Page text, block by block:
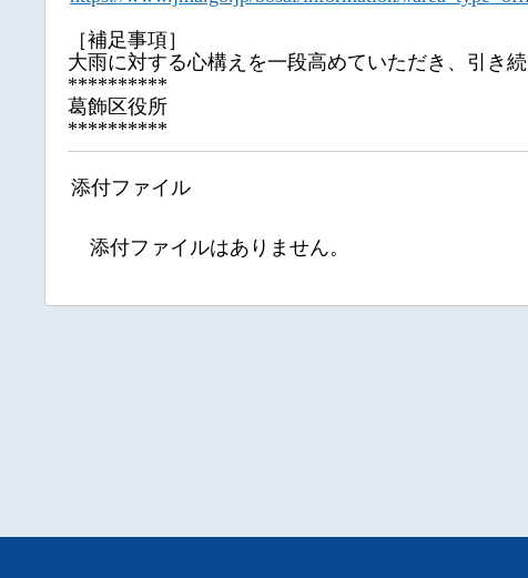
［補足事項］
大雨に対する心構えを一段高めていただき、引き
**********
葛飾区役所
**********
添付ファイル
添付ファイルはありません。